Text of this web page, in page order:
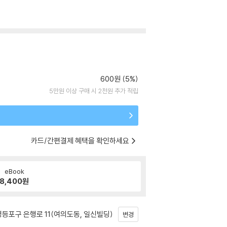
600원 (5%)
5만원 이상 구매 시 2천원 추가 적립
카드/간편결제 혜택을 확인하세요
eBook
8,400원
포구 은행로 11(여의도동, 일신빌딩) 변경